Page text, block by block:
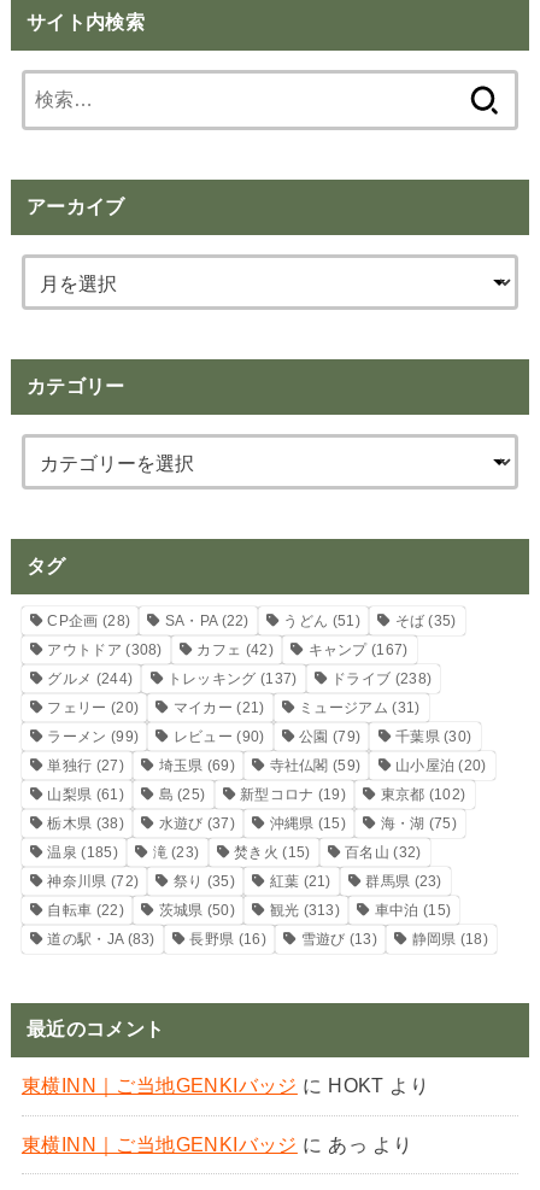
サイト内検索
索:
アーカイブ
カテゴリー
タグ
CP企画 (28) SA・PA(22) うどん (51) そば (35)
アウトドア (308) カフェ (42) キャンプ(167)
グルメ (244) トレッキング (137) ドライブ (238)
フェリー (20) マイカー (21) ミュージアム (31)
ラーメン (99) レビュー (90) 公園 (79) 千葉県 (30)
単独行 (27) 埼玉県 (69) 寺社仏閣 (59) 山小屋泊 (20)
山梨県 (61) 島 (25) 新型コロナ (19) 東京都 (102)
栃木県 (38) 水遊び (37) 沖縄県 (15) 海・湖 (75)
温泉 (185) 滝 (23) 焚き火 (15) 百名山 (32)
神奈川県 (72) 祭り (35) 紅葉 (21) 群馬県 (23)
自転車 (22) 茨城県 (50) 観光 (313) 車中泊 (15)
道の駅・JA(83) 長野県 (16) 雪遊び (13) 静岡県 (18)
最近のコメント
東横INN｜ご当地GENKIバッジ に HOKT より
東横INN｜ご当地GENKIバッジ に あっ より